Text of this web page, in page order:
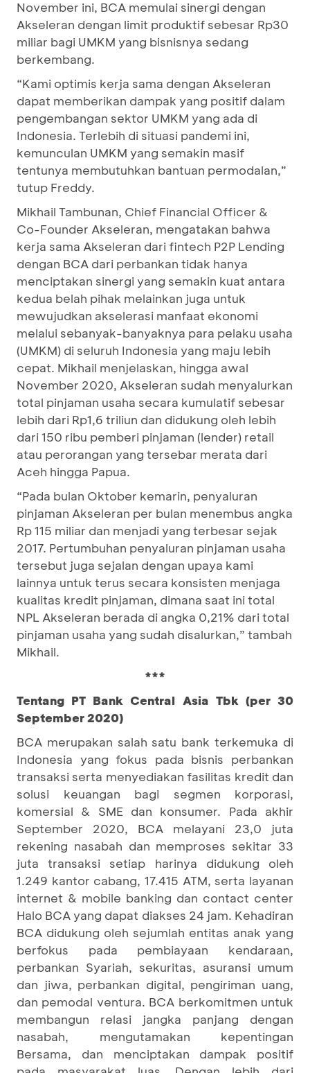
November ini, BCA memulai sinergi dengan
Akseleran dengan limit produktif sebesar Rp30
miliar bagi UMKM yang bisnisnya sedang
berkembang.
“Kami optimis kerja sama dengan Akseleran
dapat memberikan dampak yang positif dalam
pengembangan sektor UMKM yang ada di
Indonesia. Terlebih di situasi pandemi ini,
kemunculan UMKM yang semakin masif
tentunya membutuhkan bantuan permodalan,”
tutup Freddy.
Mikhail Tambunan, Chief Financial Officer &
Co-Founder Akseleran, mengatakan bahwa
kerja sama Akseleran dari fintech P2P Lending
dengan BCA dari perbankan tidak hanya
menciptakan sinergi yang semakin kuat antara
kedua belah pihak melainkan juga untuk
mewujudkan akselerasi manfaat ekonomi
melalui sebanyak-banyaknya para pelaku usaha
(UMKM) di seluruh Indonesia yang maju lebih
cepat. Mikhail menjelaskan, hingga awal
November 2020, Akseleran sudah menyalurkan
total pinjaman usaha secara kumulatif sebesar
lebih dari Rp1,6 triliun dan didukung oleh lebih
dari 150 ribu pemberi pinjaman (lender) retail
atau perorangan yang tersebar merata dari
Aceh hingga Papua.
“Pada bulan Oktober kemarin, penyaluran
pinjaman Akseleran per bulan menembus angka
Rp 115 miliar dan menjadi yang terbesar sejak
2017. Pertumbuhan penyaluran pinjaman usaha
tersebut juga sejalan dengan upaya kami
lainnya untuk terus secara konsisten menjaga
kualitas kredit pinjaman, dimana saat ini total
NPL Akseleran berada di angka 0,21% dari total
pinjaman usaha yang sudah disalurkan,” tambah
Mikhail.
***
Tentang PT Bank Central Asia Tbk (per 30
September 2020)
BCA merupakan salah satu bank terkemuka di
Indonesia yang fokus pada bisnis perbankan
transaksi serta menyediakan fasilitas kredit dan
solusi keuangan bagi segmen korporasi,
komersial & SME dan konsumer. Pada akhir
September 2020, BCA melayani 23,0 juta
rekening nasabah dan memproses sekitar 33
juta transaksi setiap harinya didukung oleh
1.249 kantor cabang, 17.415 ATM, serta layanan
internet & mobile banking dan contact center
Halo BCA yang dapat diakses 24 jam. Kehadiran
BCA didukung oleh sejumlah entitas anak yang
berfokus pada pembiayaan kendaraan,
perbankan Syariah, sekuritas, asuransi umum
dan jiwa, perbankan digital, pengiriman uang,
dan pemodal ventura. BCA berkomitmen untuk
membangun relasi jangka panjang dengan
nasabah, mengutamakan kepentingan
Bersama, dan menciptakan dampak positif